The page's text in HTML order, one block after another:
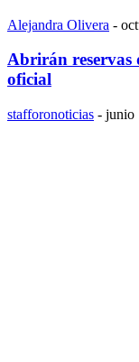
Alejandra Olivera -
Abrirán reservas
oficial
stafforonoticias - junio